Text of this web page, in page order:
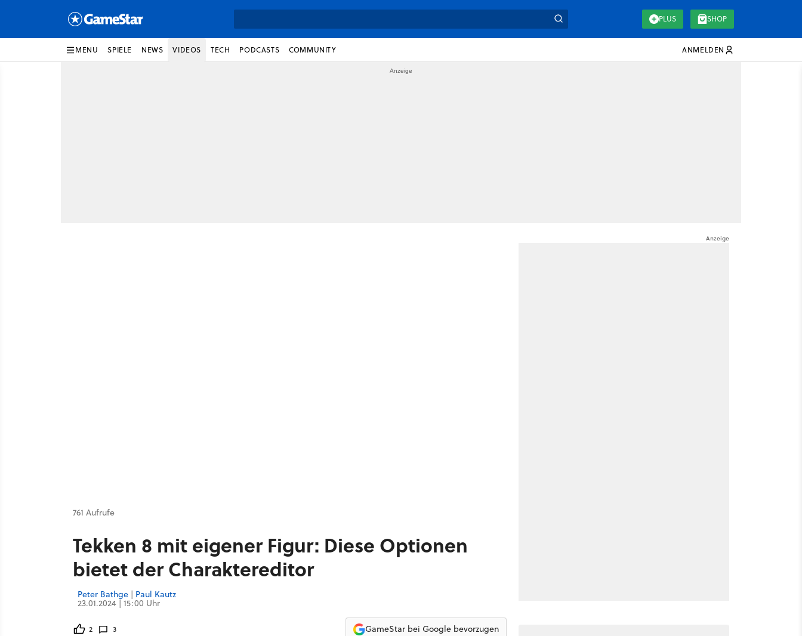
PLUS SHOP
MENU SPIELE NEWS VIDEOS TECH PODCASTS COMMUNITY ANMELDEN
761 Aufrufe
Tekken 8 mit eigener Figur: Diese Optionen
bietet der Charaktereditor
Peter Bathge | Paul Kautz
23.01.2024 | 15:00 Uhr
2 3 GameStar bei Google bevorzugen